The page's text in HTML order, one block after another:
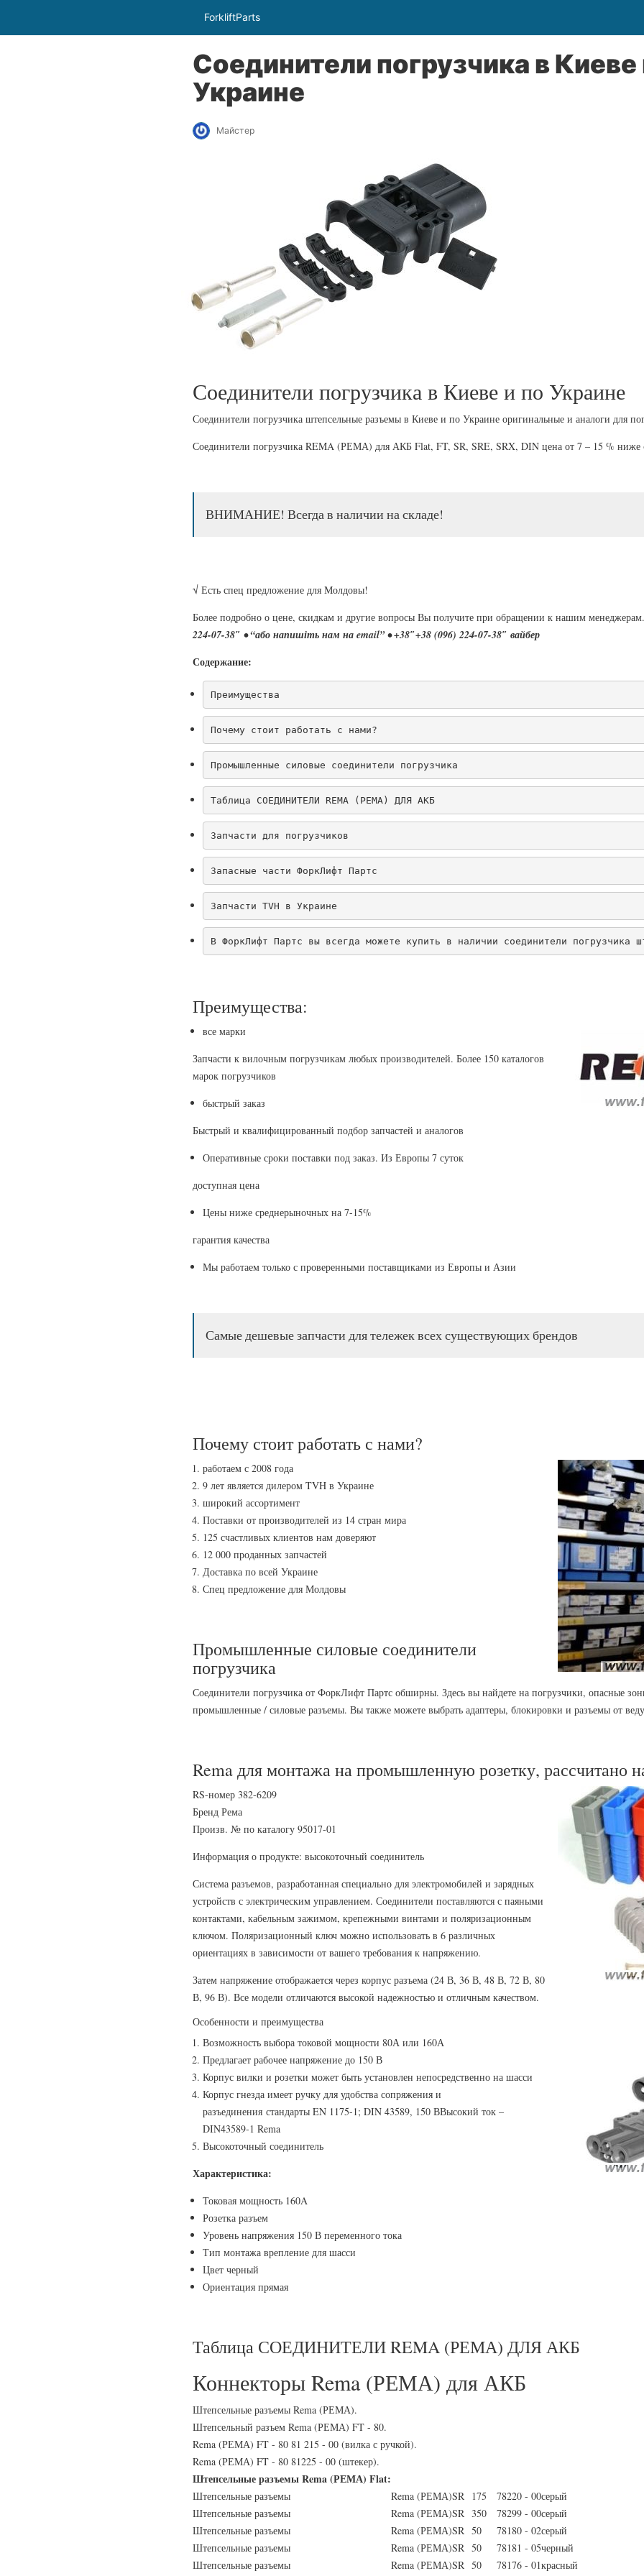
ForkliftParts
Соединители погрузчика в Киеве
Украине
Майстер
Соединители погрузчика в Киеве и по Украине
Соединители погрузчика штепсельные разъемы в Киеве и по Украине оригинальные и аналоги для
Соединители погрузчика REMA (РЕМА) для АКБ Flat, FT, SR, SRE, SRX, DIN цена от 7 – 15 % ниже
ВНИМАНИЕ! Всегда в наличии на складе!
√ Есть спец предложение для Молдовы!
Более подробно о цене, скидкам и другие вопросы Вы получите при обращении к нашим
224-07-38″ • “або напишіть нам на email” • +38″+38 (096) 224-07-38″ вайбер
Содержание:
Преимущества
Почему стоит работать с нами?
Промышленные силовые соединители погрузчика
Таблица СОЕДИНИТЕЛИ REMA (РЕМА) ДЛЯ АКБ
Запчасти для погрузчиков
Запасные части ФоркЛифт Партс
Запчасти TVH в Украине
В ФоркЛифт Партс вы всегда можете купить в наличии соединители
Преимущества:
все марки
Запчасти к вилочным погрузчикам любых производителей. Более 150 каталогов
марок погрузчиков
быстрый заказ
Быстрый и квалифицированный подбор запчастей и аналогов
Оперативные сроки поставки под заказ. Из Европы 7 суток
доступная цена
Цены ниже среднерыночных на 7-15%
гарантия качества
Мы работаем только с проверенными поставщиками из Европы и Азии
Самые дешевые запчасти для тележек всех существующих брендов
Почему стоит работать с нами?
работаем с 2008 года
9 лет является дилером TVH в Украине
широкий ассортимент
Поставки от производителей из 14 стран мира
125 счастливых клиентов нам доверяют
12 000 проданных запчастей
Доставка по всей Украине
Спец предложение для Молдовы
Промышленные силовые соединители
погрузчика
Соединители погрузчика от ФоркЛифт Партс обширны. Здесь вы найдете на погрузчики, опасные
промышленные / силовые разъемы. Вы также можете выбрать адаптеры, блокировки и разъемы от
Rema для монтажа на промышленную розетку, рассчитано
RS-номер 382-6209
Бренд Рема
Произв. № по каталогу 95017-01
Информация о продукте: высокоточный соединитель
Система разъемов, разработанная специально для электромобилей и зарядных
устройств с электрическим управлением. Соединители поставляются с паяными
контактами, кабельным зажимом, крепежными винтами и поляризационным
ключом. Поляризационный ключ можно использовать в 6 различных
ориентациях в зависимости от вашего требования к напряжению.
Затем напряжение отображается через корпус разъема (24 В, 36 В, 48 В, 72 В, 80
В, 96 В). Все модели отличаются высокой надежностью и отличным качеством.
Особенности и преимущества
Возможность выбора токовой мощности 80А или 160А
Предлагает рабочее напряжение до 150 В
Корпус вилки и розетки может быть установлен непосредственно на шасси
Корпус гнезда имеет ручку для удобства сопряжения и
разъединения стандарты EN 1175-1; DIN 43589, 150 ВВысокий ток –
DIN43589-1 Rema
Высокоточный соединитель
Характеристика:
Токовая мощность 160A
Розетка разъем
Уровень напряжения 150 В переменного тока
Тип монтажа врепление для шасси
Цвет черный
Ориентация прямая
Таблица СОЕДИНИТЕЛИ REMA (РЕМА) ДЛЯ АКБ
Коннекторы Rema (РЕМА) для АКБ
Штепсельные разъемы Rema (РЕМА).
Штепсельный разъем Rema (РЕМА) FT - 80.
Rema (РЕМА) FT - 80 81 215 - 00 (вилка с ручкой).
Rema (РЕМА) FT - 80 81225 - 00 (штекер).
Штепсельные разъемы Rema (РЕМА) Flat:
Штепсельные разъемы Rema (РЕМА)SR 175 78220 - 00серый
Штепсельные разъемы
Rema (РЕМА)SR 350 78299 - 00серый
Штепсельные разъемы
Rema (РЕМА)SR 50 78180 - 02серый
Штепсельные разъемы
Rema (РЕМА)SR 50 78181 - 05черный
Штепсельные разъемы
Rema (РЕМА)SR 50 78176 - 01красный